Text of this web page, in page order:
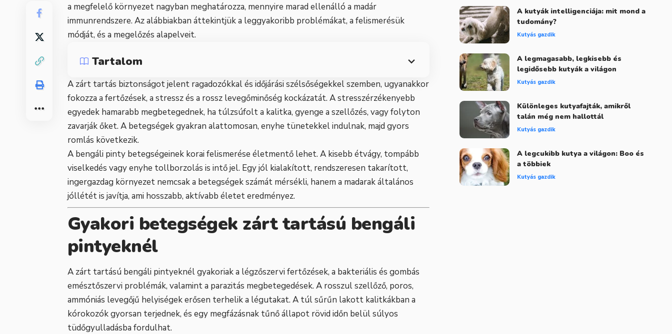
a megfelelő környezet nagyban meghatározza, mennyire marad ellenálló a madár
immunrendszere. Az alábbiakban áttekintjük a leggyakoribb problémákat, a felismerésük
módját, és a megelőzés alapelveit.
Tartalom
A zárt tartás biztonságot jelent ragadozókkal és időjárási szélsőségekkel szemben, ugyanakkor
fokozza a fertőzések, a stressz és a rossz levegőminőség kockázatát. A stresszérzékenyebb
egyedek hamarabb megbetegednek, ha túlzsúfolt a kalitka, gyenge a szellőzés, vagy folyton
zavarják őket. A betegségek gyakran alattomosan, enyhe tünetekkel indulnak, majd gyors
romlás következik.
A bengáli pinty betegségeinek korai felismerése életmentő lehet. A kisebb étvágy, tompább
viselkedés vagy enyhe tollborzolás is intő jel. Egy jól kialakított, rendszeresen takarított,
ingergazdag környezet nemcsak a betegségek számát mérsékli, hanem a madarak általános
jóllétét is javítja, ami hosszabb, aktívabb életet eredményez.
Gyakori betegségek zárt tartású bengáli
pintyeknél
A zárt tartású bengáli pintyeknél gyakoriak a légzőszervi fertőzések, a bakteriális és gombás
emésztőszervi problémák, valamint a parazitás megbetegedések. A rosszul szellőző, poros,
ammóniás levegőjű helyiségek erősen terhelik a légutakat. A túl sűrűn lakott kalitkákban a
kórokozók gyorsan terjednek, és egy megfázásnak tűnő állapot rövid időn belül súlyos
tüdőgyulladásba fordulhat.
A kutyák intelligenciája: mit mond a
tudomány?
Kutyás gazdik
A legmagasabb, legkisebb és
legidősebb kutyák a világon
Kutyás gazdik
Különleges kutyafajták, amikről
talán még nem hallottál
Kutyás gazdik
A legcukibb kutya a világon: Boo és
a többiek
Kutyás gazdik